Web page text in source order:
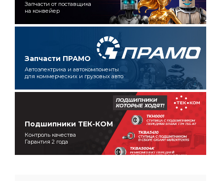
Запчасти от поставщика
на конвейер
Запчасти ПРАМО
Автоэлектрика и автокомпоненты
для коммерческих и грузовых авто
Подшипники ТЕК-КОМ
Контроль качества
Гарантия 2 года